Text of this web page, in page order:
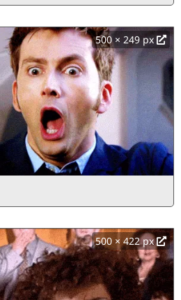
500 × 249 px
500 × 422 px